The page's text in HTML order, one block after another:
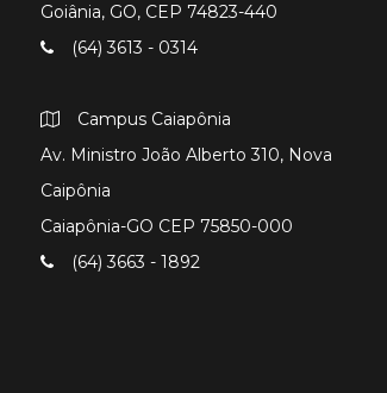
Goiânia, GO, CEP 74823-440
(64) 3613 - 0314
Campus Caiapônia
Av. Ministro João Alberto 310, Nova
Caipônia
Caiapônia-GO CEP 75850-000
(64) 3663 - 1892